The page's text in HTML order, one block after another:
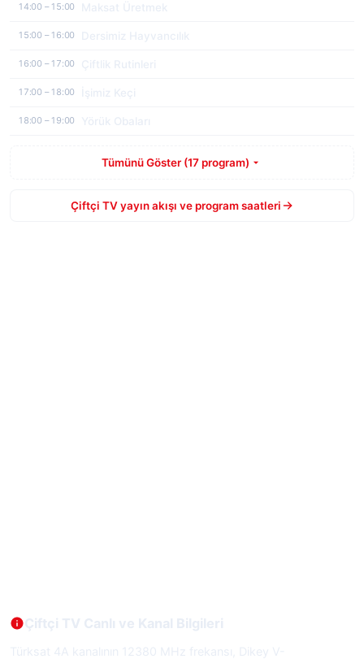
14:00 – 15:00
15:00 – 16:00
16:00 – 17:00
17:00 – 18:00
18:00 – 19:00
Tümünü Göster (17 program)
Çiftçi TV yayın akışı ve program saatleri